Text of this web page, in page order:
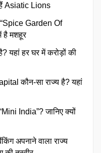
Asiatic Lions
“Spice Garden Of
है मशहूर
यहां हर घर में करोड़ों की
कौन-सा राज्य है? यहां
India”? जानिए क्यों
अपनाने वाला राज्य